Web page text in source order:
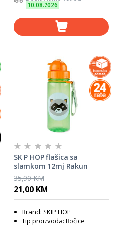
10.08.2026
SKIP HOP flašica sa
slamkom 12mj Rakun
35,90 KM
21,00 KM
Brand: SKIP HOP
Tip proizvoda: Bočice